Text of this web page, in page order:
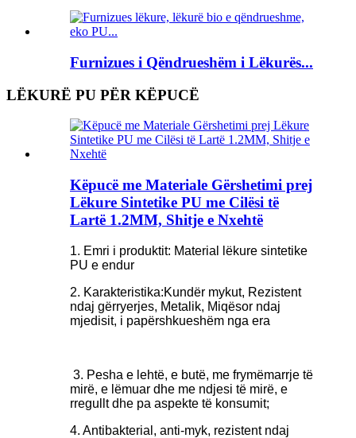
Furnizues i Qëndrueshëm i Lëkurës...
LËKURË PU PËR KËPUCË
Këpucë me Materiale Gërshetimi prej
Lëkure Sintetike PU me Cilësi të
Lartë 1.2MM, Shitje e Nxehtë
1. Emri i produktit: Material lëkure sintetike
PU e endur
2. Karakteristika:Kundër mykut, Rezistent
ndaj gërryerjes, Metalik, Miqësor ndaj
mjedisit, i papërshkueshëm nga era
3. Pesha e lehtë, e butë, me frymëmarrje të
mirë, e lëmuar dhe me ndjesi të mirë, e
rregullt dhe pa aspekte të konsumit;
4. Antibakterial, anti-myk, rezistent ndaj